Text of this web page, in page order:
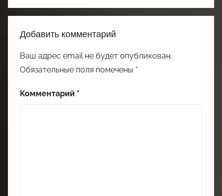
Добавить комментарий
Ваш адрес email не будет опубликован.
Обязательные поля помечены *
Комментарий *